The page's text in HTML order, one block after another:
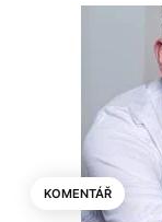
KOMENTÁŘ